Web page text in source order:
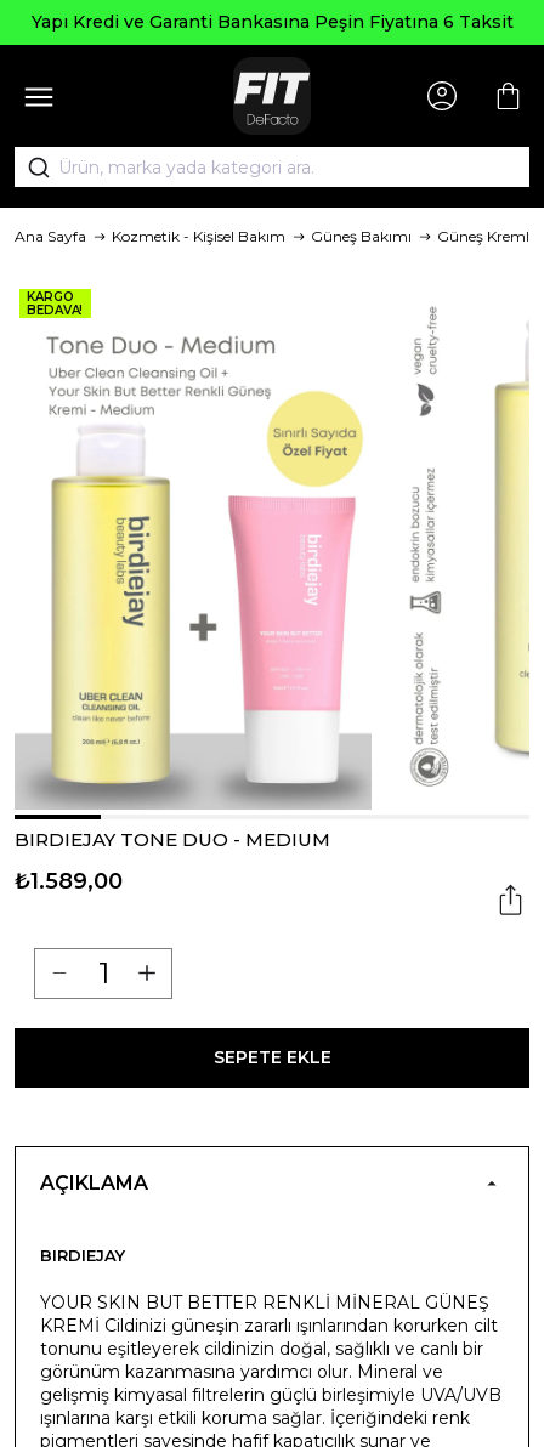
Yapı Kredi ve Garanti Bankasına Peşin Fiyatına 6 Taksit
Ana Sayfa Kozmetik - Kişisel Bakım Güneş Bakımı Güneş
KARGO
BEDAVA!
BIRDIEJAY TONE DUO - MEDIUM
₺1.589,00
SEPETE EKLE
AÇIKLAMA
BIRDIEJAY
YOUR SKIN BUT BETTER RENKLİ MİNERAL GÜNEŞ
KREMİ Cildinizi güneşin zararlı ışınlarından korurken cilt
tonunu eşitleyerek cildinizin doğal, sağlıklı ve canlı bir
görünüm kazanmasına yardımcı olur. Mineral ve
gelişmiş kimyasal filtrelerin güçlü birleşimiyle UVA/UVB
ışınlarına karşı etkili koruma sağlar. İçeriğindeki renk
pigmentleri sayesinde hafif kapatıcılık sunar ve